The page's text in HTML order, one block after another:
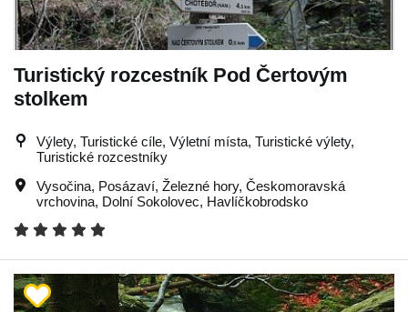
Turistický rozcestník Pod Čertovým
stolkem
Výlety, Turistické cíle, Výletní místa, Turistické výlety,
Turistické rozcestníky
Vysočina, Posázaví, Železné hory, Českomoravská
vrchovina, Dolní Sokolovec, Havlíčkobrodsko